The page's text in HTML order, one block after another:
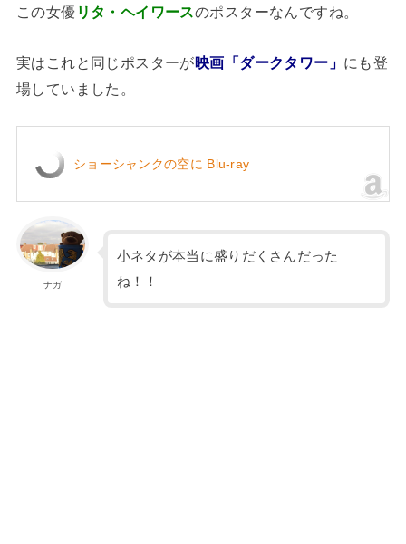
この女優 リタ・ヘイワースのポスターなんですね。
実はこれと同じポスターが映画「ダークタワー」 にも登
場していました。
ショーシャンクの空に Blu-ray
ナガ
小ネタが本当に盛りだくさんだった
ね！！